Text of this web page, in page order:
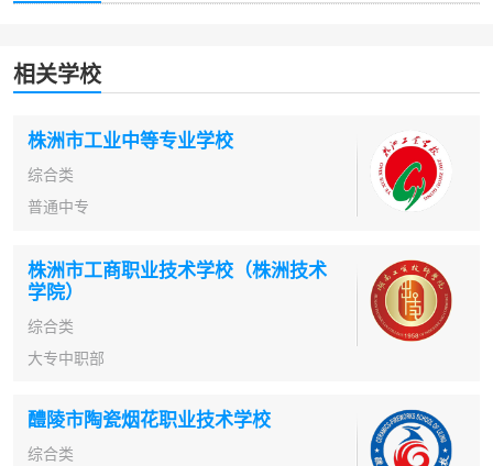
相关学校
株洲市工业中等专业学校
综合类
普通中专
株洲市工商职业技术学校（株洲技术
学院）
综合类
大专中职部
醴陵市陶瓷烟花职业技术学校
综合类